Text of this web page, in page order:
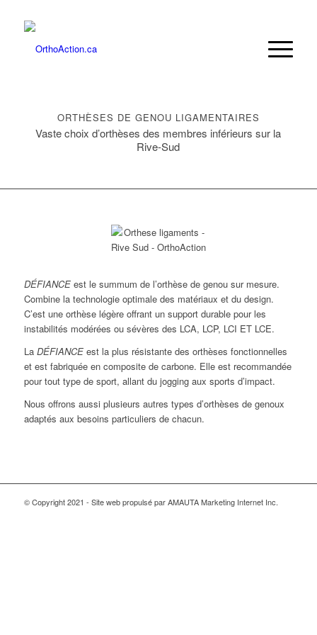
ORTHÈSES DE GENOU LIGAMENTAIRES
Vaste choix d’orthèses des membres inférieurs sur la
Rive-Sud
DÉFIANCEest le summum de l’orthèse de genou sur mesure.
Combine la technologie optimale des matériaux et du design.
C’est une orthèse légère offrant un support durable pour les
instabilités modérées ou sévères des LCA, LCP, LCI ET LCE.
La DÉFIANCEest la plus résistante des orthèses fonctionnelles
et est fabriquée en composite de carbone. Elle est recommandée
pour tout type de sport, allant du jogging aux sports d’impact.
Nous offrons aussi plusieurs autres types d’orthèses de genoux
adaptés aux besoins particuliers de chacun.
© Copyright 2021 - Site web propulsé par AMAUTA Marketing Internet Inc.